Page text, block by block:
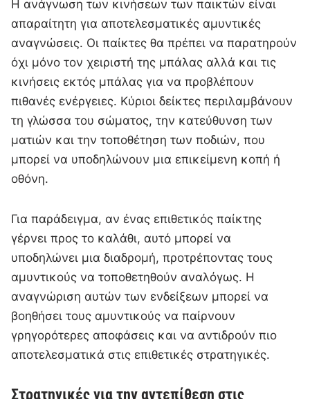
Η ανάγνωση των κινήσεων των παικτών είναι
απαραίτητη για αποτελεσματικές αμυντικές
αναγνώσεις. Οι παίκτες θα πρέπει να παρατηρούν
όχι μόνο τον χειριστή της μπάλας αλλά και τις
κινήσεις εκτός μπάλας για να προβλέπουν
πιθανές ενέργειες. Κύριοι δείκτες περιλαμβάνουν
τη γλώσσα του σώματος, την κατεύθυνση των
ματιών και την τοποθέτηση των ποδιών, που
μπορεί να υποδηλώνουν μια επικείμενη κοπή ή
οθόνη.
Για παράδειγμα, αν ένας επιθετικός παίκτης
γέρνει προς το καλάθι, αυτό μπορεί να
υποδηλώνει μια διαδρομή, προτρέποντας τους
αμυντικούς να τοποθετηθούν αναλόγως. Η
αναγνώριση αυτών των ενδείξεων μπορεί να
βοηθήσει τους αμυντικούς να παίρνουν
γρηγορότερες αποφάσεις και να αντιδρούν πιο
αποτελεσματικά στις επιθετικές στρατηγικές.
Στρατηγικές για την αντεπίθεση στις